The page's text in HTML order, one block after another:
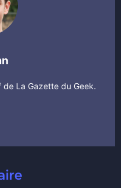
La Gazette du Geek.